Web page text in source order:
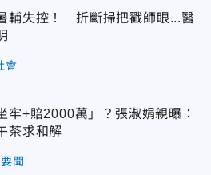
輔失控！ 折斷掃把戳師眼...醫
會
牢+賠2000萬」？張淑娟親曝：
茶求和解
要聞